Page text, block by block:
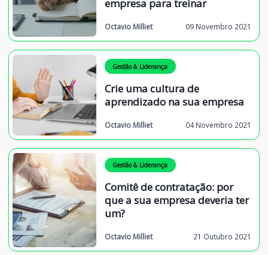
empresa para treinar
Octavio Milliet 09 Novembro 2021
Gestão & Liderança
Crie uma cultura de
aprendizado na sua empresa
Octavio Milliet 04 Novembro 2021
Gestão & Liderança
Comitê de contratação: por
que a sua empresa deveria ter
um?
Octavio Milliet 21 Outubro 2021